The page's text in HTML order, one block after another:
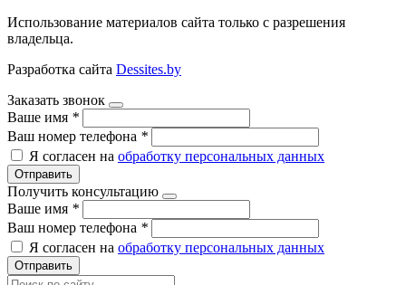
Использование материалов сайта только с разрешения
владельца.
Разработка сайта Dessites.by
Заказать звонок
Ваше имя *
Ваш номер телефона *
Я согласен на обработку персональных данных
Отправить
Получить консультацию
Ваше имя *
Ваш номер телефона *
Я согласен на обработку персональных данных
Отправить